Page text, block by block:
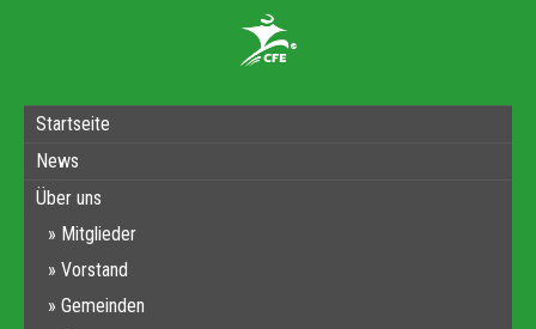
Startseite
News
Über uns
Mitglieder
Vorstand
Gemeinden